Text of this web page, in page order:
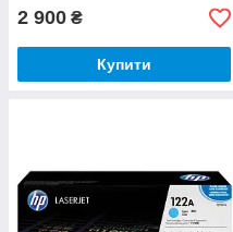
2 900 ₴
Купити